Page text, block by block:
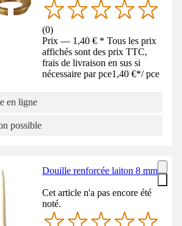
(0)
Prix — 1,40 € * Tous les prix
affichés sont des prix TTC,
frais de livraison en sus si
nécessaire par pce1,40 €*/ pce
en ligne
possible
Douille renforcée laiton 8 mm
Cet article n'a pas encore été
noté.